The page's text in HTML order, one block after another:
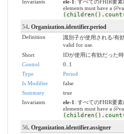
Invariants
ele-1 : すべてのFHIR要
elements must have a
54. Organization.identifier.period
Definition
識別子が使用される/有
valid for use.
Short
IDが使用に有効だった
Control
0..1
Type
Period
Is Modifier
false
Summary
true
Invariants
ele-1 : すべてのFHIR要
elements must have a
56. Organization.identifier.assigner